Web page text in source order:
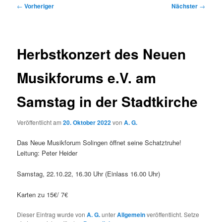
Beitragsnavigation
← Vorheriger Nächster →
Herbstkonzert des Neuen
Musikforums e.V. am
Samstag in der Stadtkirche
Veröffentlicht am20. Oktober 2022vonA. G.
Das Neue Musikforum Solingen öffnet seine Schatztruhe!
Leitung: Peter Heider
Samstag, 22.10.22, 16.30 Uhr (Einlass 16.00 Uhr)
Karten zu 15€/ 7€
Dieser Eintrag wurde vonA. G.unterAllgemeinveröffentlicht. Setze